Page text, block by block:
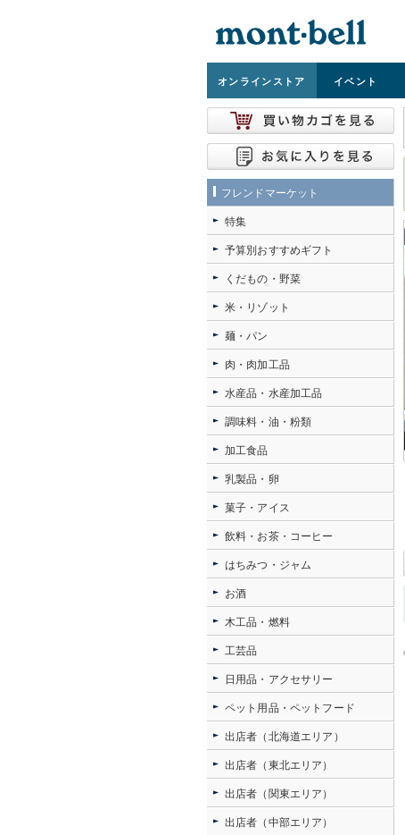
オンラインストア イベント
フレンドマーケット
特集
予算別おすすめギフト
くだもの・野菜
米・リゾット
麺・パン
肉・肉加工品
水産品・水産加工品
調味料・油・粉類
加工食品
乳製品・卵
菓子・アイス
飲料・お茶・コーヒー
はちみつ・ジャム
お酒
木工品・燃料
工芸品
日用品・アクセサリー
ペット用品・ペットフード
出店者（北海道エリア）
出店者（東北エリア）
出店者（関東エリア）
出店者（中部エリア）